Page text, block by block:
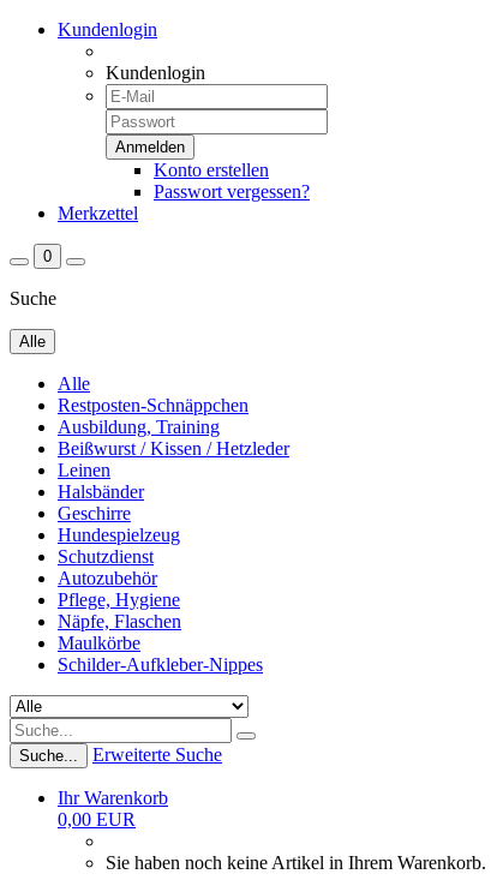
Kundenlogin
Kundenlogin
Konto erstellen
Passwort vergessen?
Merkzettel
0
Suche
Alle
Alle
Restposten-Schnäppchen
Ausbildung, Training
Beißwurst / Kissen / Hetzleder
Leinen
Halsbänder
Geschirre
Hundespielzeug
Schutzdienst
Autozubehör
Pflege, Hygiene
Näpfe, Flaschen
Maulkörbe
Schilder-Aufkleber-Nippes
Suche... Erweiterte Suche
Ihr Warenkorb
0,00 EUR
Sie haben noch keine Artikel in Ihrem Warenkorb.